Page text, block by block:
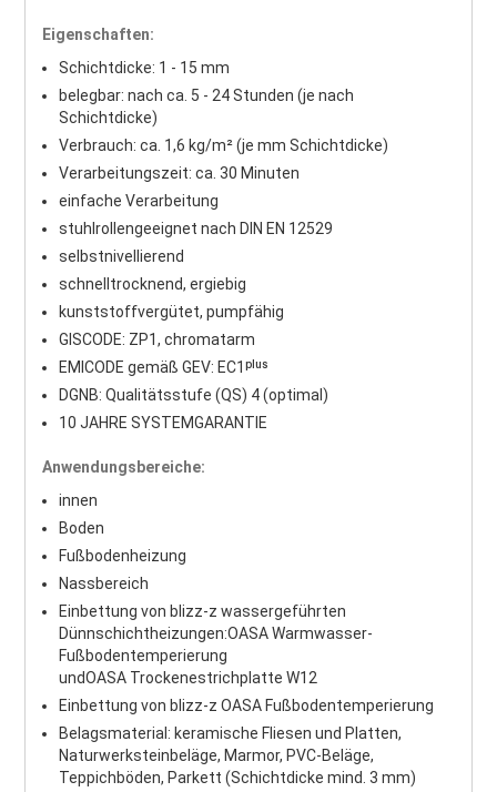
Eigenschaften:
Schichtdicke: 1 - 15 mm
belegbar: nach ca. 5 - 24 Stunden (je nach
Schichtdicke)
Verbrauch: ca. 1,6 kg/m² (je mm Schichtdicke)
Verarbeitungszeit: ca. 30 Minuten
einfache Verarbeitung
stuhlrollengeeignet nach DIN EN 12529
selbstnivellierend
schnelltrocknend, ergiebig
kunststoffvergütet, pumpfähig
GISCODE: ZP1, chromatarm
EMICODE gemäß GEV: EC1ᵖˡᵘˢ
DGNB: Qualitätsstufe (QS) 4 (optimal)
10 JAHRE SYSTEMGARANTIE
Anwendungsbereiche:
innen
Boden
Fußbodenheizung
Nassbereich
Einbettung von blizz-z wassergeführten
Dünnschichtheizungen:OASA Warmwasser-
Fußbodentemperierung
undOASA Trockenestrichplatte W12
Einbettung von blizz-z OASA Fußbodentemperierung
Belagsmaterial: keramische Fliesen und Platten,
Naturwerksteinbeläge, Marmor, PVC-Beläge,
Teppichböden, Parkett (Schichtdicke mind. 3 mm)